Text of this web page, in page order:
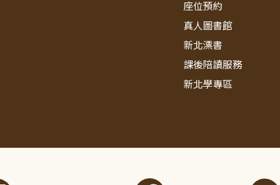
座位預約
真人圖書館
新北漂書
課後陪讀服務
新北學專區